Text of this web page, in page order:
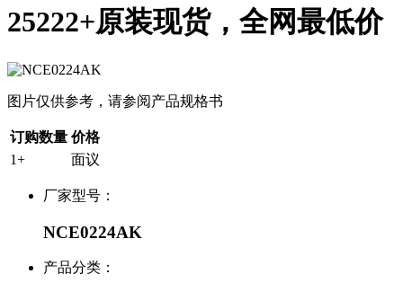
25222+原装现货，全网最低价
图片仅供参考，请参阅产品规格书
订购数量 价格
1+
面议
厂家型号：
NCE0224AK
产品分类：